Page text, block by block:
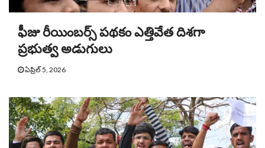
ఫీజు రీయింబర్స్ పథకం ఎత్తివేత దిశగా
ప్రభుత్వ అడుగులు
ఏప్రిల్ 5, 2026